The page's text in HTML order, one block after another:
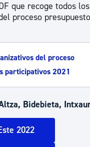
que recoge todos
proceso
del proceso
participativos 2021
Bidebieta,
2022